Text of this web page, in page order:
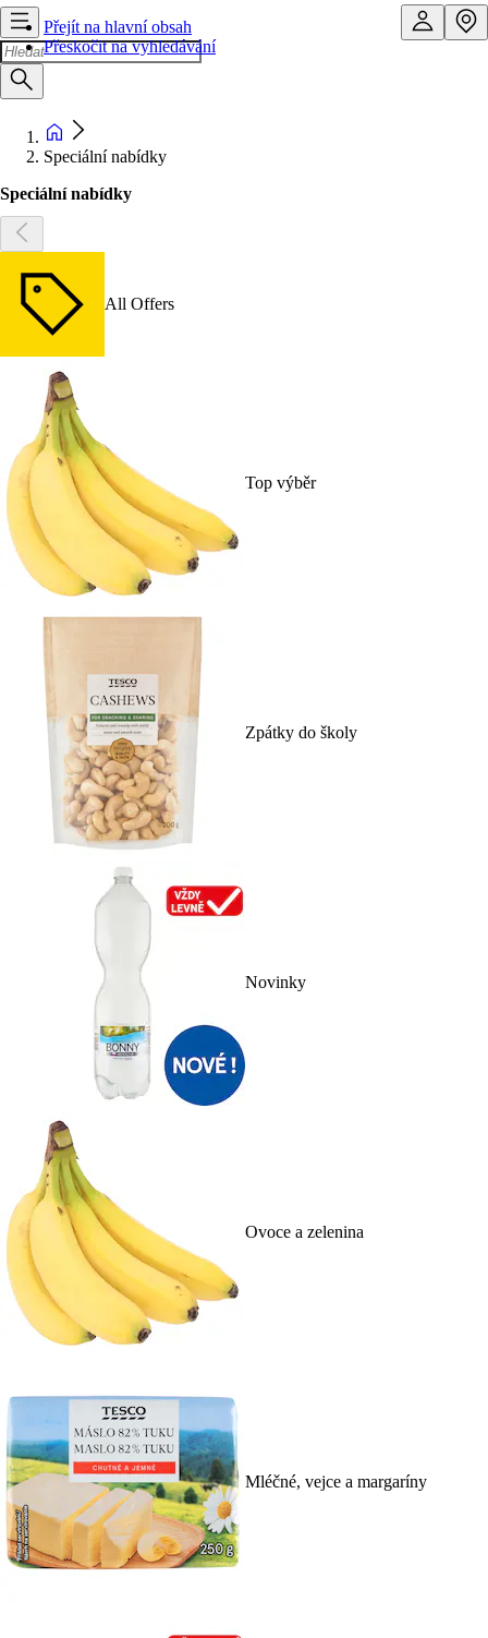
Přejít na hlavní obsah
Přeskočit na vyhledávání
Speciální nabídky
Speciální nabídky
All Offers
Top výběr
Zpátky do školy
Novinky
Ovoce a zelenina
Mléčné, vejce a margaríny